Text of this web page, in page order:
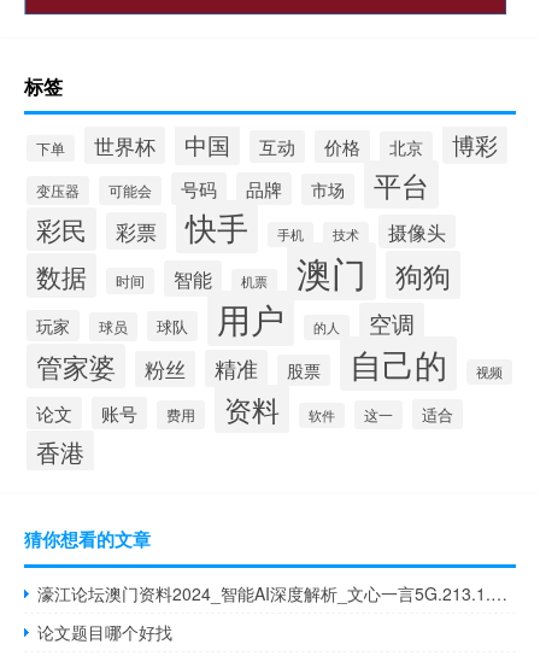
标签
下单 世界杯 中国 互动 价格 北京 博彩
变压器 可能会 号码 品牌 市场 平台
彩民 彩票 快手 手机 技术 摄像头
数据 时间 智能 机票 澳门 狗狗
玩家 球员 球队 用户 的人 空调
管家婆 粉丝 精准 股票 自己的 视频
论文 账号 费用 资料 软件 这一 适合
香港
猜你想看的文章
濠江论坛澳门资料2024_智能AI深度解析_文心一言5G.213.1.118
论文题目哪个好找